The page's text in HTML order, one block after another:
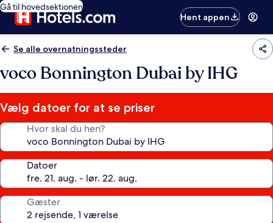
Gå til hovedsektionen
Hent appen
Se alle overnatningssteder
voco Bonnington Dubai by IHG
Vælg datoer for at se priser
Hvor skal du hen?
Datoer
Gæster